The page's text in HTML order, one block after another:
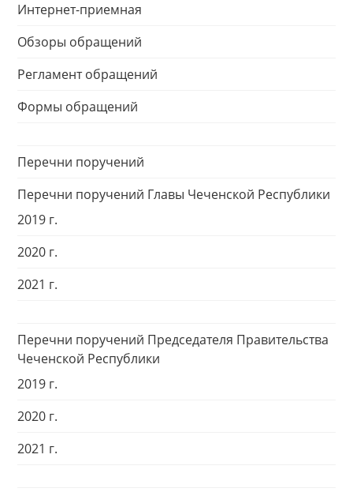
Интернет-приемная
Обзоры обращений
Регламент обращений
Формы обращений
Перечни поручений
Перечни поручений Главы Чеченской Республики
2019 г.
2020 г.
2021 г.
Перечни поручений Председателя Правительства
Чеченской Республики
2019 г.
2020 г.
2021 г.